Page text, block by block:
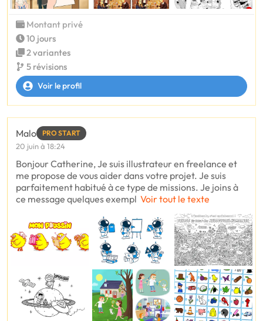
Montant privé
10 jours
2 variantes
5 révisions
Voir le profil
Malo PRO START
20 juin à 18:24
Bonjour Catherine, Je suis illustrateur en freelance et
me propose de vous aider dans votre projet. Je suis
parfaitement habitué à ce type de missions. Je joins à
ce message quelques exempl Voir tout le texte